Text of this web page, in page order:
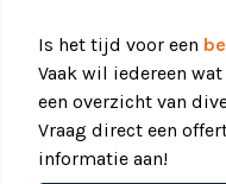
Is het tijd voor een
Vaak wil iedereen
een overzicht van
Vraag direct een
informatie aan!